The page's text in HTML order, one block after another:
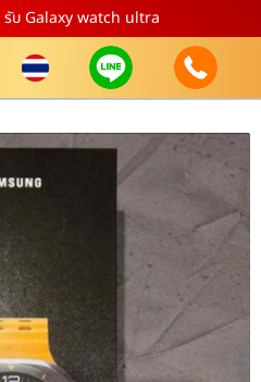
รับ Galaxy watch ultra